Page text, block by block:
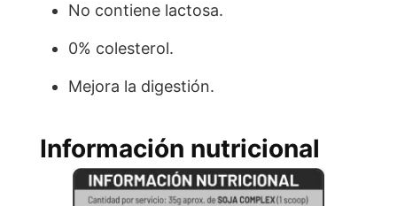
No contiene lactosa.
0% colesterol.
Mejora la digestión.
Información nutricional